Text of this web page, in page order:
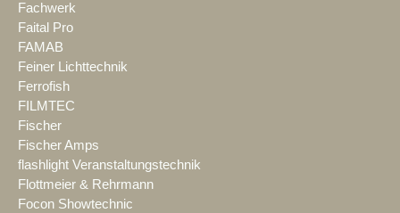
Fachwerk
Faital Pro
FAMAB
Feiner Lichttechnik
Ferrofish
FILMTEC
Fischer
Fischer Amps
flashlight Veranstaltungstechnik
Flottmeier & Rehrmann
Focon Showtechnic